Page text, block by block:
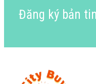
Đăng ký bản